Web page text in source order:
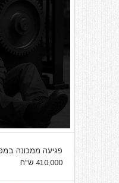
פגיעה ממכונה
410,000 ש"ח